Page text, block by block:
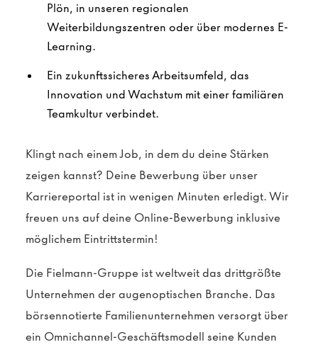
Plön, in unseren regionalen
Weiterbildungszentren oder über modernes E-
Learning.
Ein zukunftssicheres Arbeitsumfeld, das
Innovation und Wachstum mit einer familiären
Teamkultur verbindet.
Klingt nach einem Job, in dem du deine Stärken
zeigen kannst? Deine Bewerbung über unser
Karriereportal ist in wenigen Minuten erledigt. Wir
freuen uns auf deine Online-Bewerbung inklusive
möglichem Eintrittstermin!
Die Fielmann-Gruppe ist weltweit das drittgrößte
Unternehmen der augenoptischen Branche. Das
börsennotierte Familienunternehmen versorgt über
ein Omnichannel-Geschäftsmodell seine Kunden